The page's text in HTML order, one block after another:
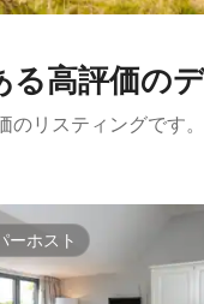
る高⁠評⁠価の
リスティングです。
ーホスト
ーホスト